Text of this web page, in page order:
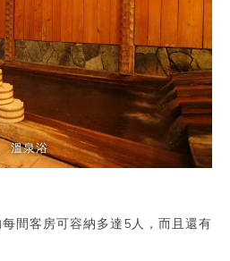
溫泉浴
間客房可容納多達5人，而且還有